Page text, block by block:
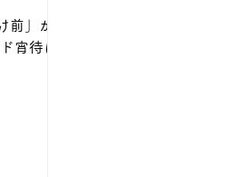
前」が
宵待による